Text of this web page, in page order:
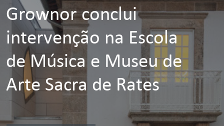
Grownor conclui
intervenção na Escola
de Música e Museu de
Arte Sacra de Rates